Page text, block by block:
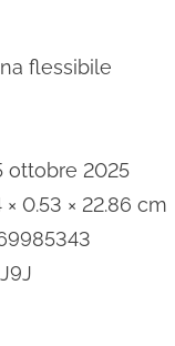
flessibile
ottobre 2025
× 0.53 × 22.86 cm